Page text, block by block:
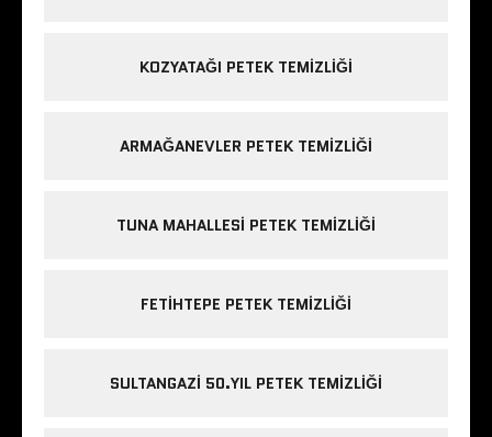
KOZYATAĞI PETEK TEMIZLIĞI
ARMAĞANEVLER PETEK TEMIZLIĞI
TUNA MAHALLESI PETEK TEMIZLIĞI
FETIHTEPE PETEK TEMIZLIĞI
SULTANGAZI 50.YIL PETEK TEMIZLIĞI